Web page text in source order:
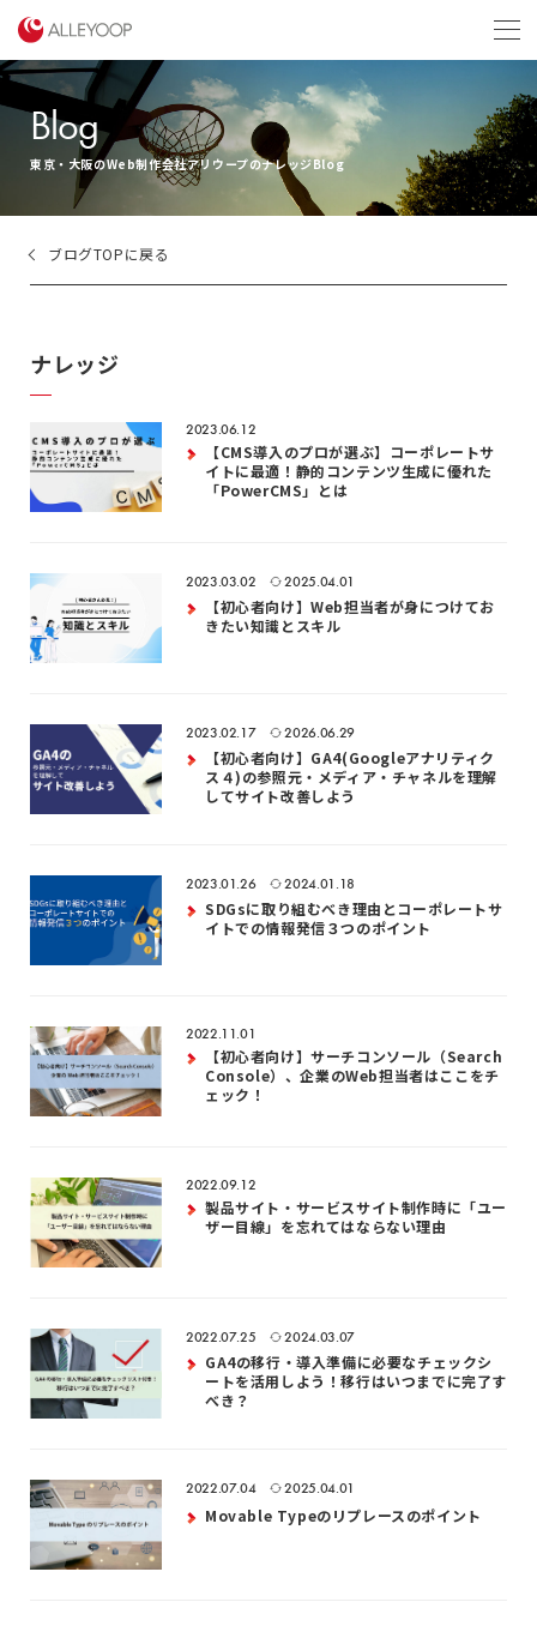
Blog
東京・大阪のWeb制作会社アリウープのナレッジBlog
ブログTOPに戻る
ナレッジ
2023.06.12
【CMS導入のプロが選ぶ】コーポレートサ
イトに最適！静的コンテンツ生成に優れた
「PowerCMS」とは
2023.03.02 2025.04.01
【初心者向け】Web担当者が身につけてお
きたい知識とスキル
2023.02.17 2026.06.29
【初心者向け】GA4(Googleアナリティク
ス４)の参照元・メディア・チャネルを理解
してサイト改善しよう
2023.01.26 2024.01.18
SDGsに取り組むべき理由とコーポレートサ
イトでの情報発信３つのポイント
2022.11.01
【初心者向け】サーチコンソール（Search
Console）、企業のWeb担当者はここをチ
ェック！
2022.09.12
製品サイト・サービスサイト制作時に「ユー
ザー目線」を忘れてはならない理由
2022.07.25 2024.03.07
GA4の移行・導入準備に必要なチェックシ
ートを活用しよう！移行はいつまでに完了す
べき？
2022.07.04 2025.04.01
Movable Typeのリプレースのポイント